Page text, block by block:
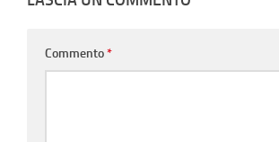
Commento*